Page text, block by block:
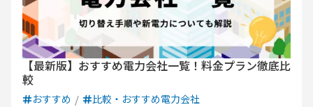
【最新版】おすすめ電力会社一覧！料金プラン徹底比
較
おすすめ 比較・おすすめ電力会社